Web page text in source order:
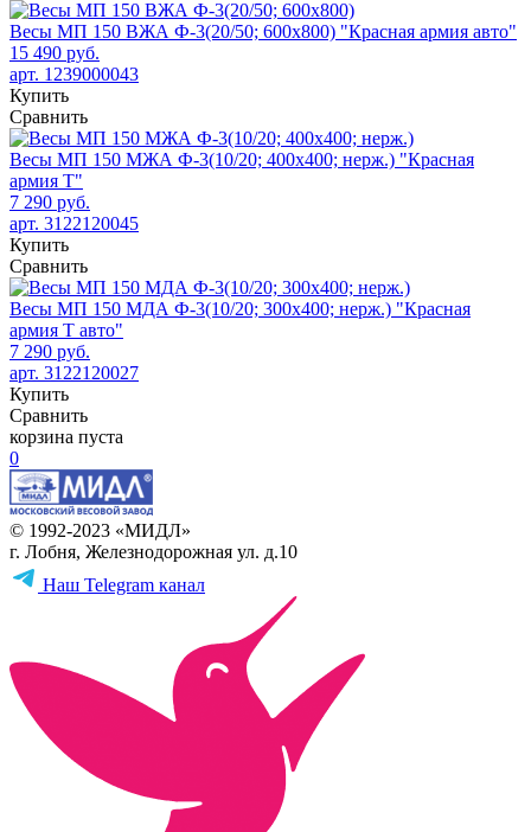
Весы МП 150 ВЖА Ф-3(20/50; 600х800) "Красная армия авто"
15 490 руб.
арт. 1239000043
Купить
Сравнить
Весы МП 150 МЖА Ф-3(10/20; 400х400; нерж.) "Красная
армия Т"
7 290 руб.
арт. 3122120045
Купить
Сравнить
Весы МП 150 МДА Ф-3(10/20; 300х400; нерж.) "Красная
армия Т авто"
7 290 руб.
арт. 3122120027
Купить
Сравнить
корзина пуста
0
© 1992-2023 «МИДЛ»
г. Лобня, Железнодорожная ул. д.10
Наш Telegram канал